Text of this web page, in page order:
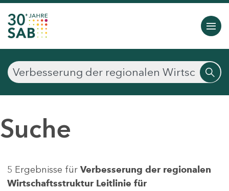
Suche
5 Ergebnisse für Verbesserung der regionalen
Wirtschaftsstruktur Leitlinie für